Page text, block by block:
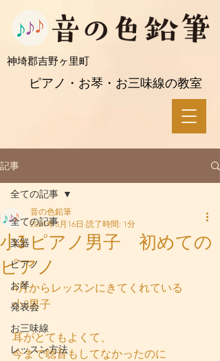
ピアノ・お琴・お三味線の教室
​神埼郡吉野ヶ里町
記事
全ての記事
楽器
ピアノ
お琴
発表会
お三味線
レッスン方法
全ての記事
小3 ピアノ男子 初めての
ピアノ
音の色鉛筆
2021年5月16日 読了時間: 1分
4月からレッスンにきてくれている
小3男子
耳がとてもよくて、
今まで聴音もしてなかったのに